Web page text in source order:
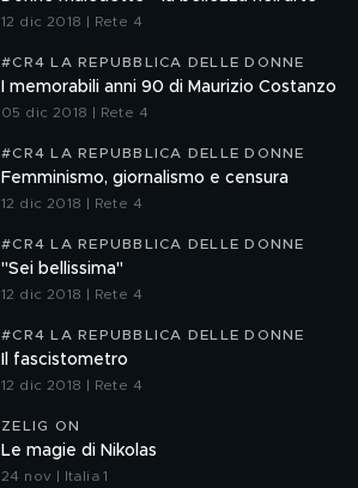
12 dic 2018 | Rete 4
#CR4 LA REPUBBLICA DELLE DONNE
I memorabili anni 90 di Maurizio Costanzo
05 dic 2018 | Rete 4
#CR4 LA REPUBBLICA DELLE DONNE
Femminismo, giornalismo e censura
12 dic 2018 | Rete 4
#CR4 LA REPUBBLICA DELLE DONNE
"Sei bellissima"
12 dic 2018 | Rete 4
#CR4 LA REPUBBLICA DELLE DONNE
Il fascistometro
12 dic 2018 | Rete 4
ZELIG ON
Le magie di Nikolas
24 nov | Italia 1